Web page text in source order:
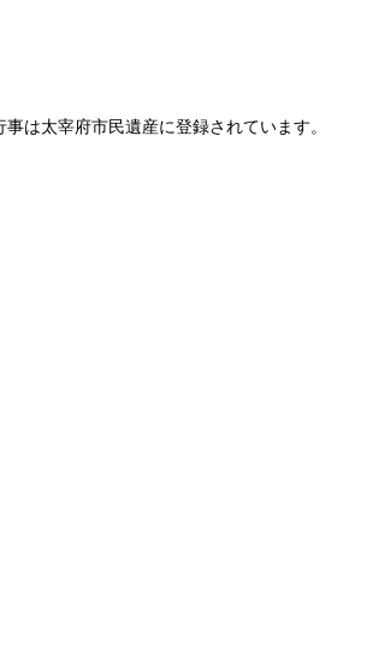
は太宰府市民遺産に登録されています。